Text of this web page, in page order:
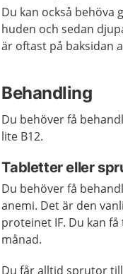
Du kan också behöva
huden och sedan
är oftast på baksidan
Behandling
Du behöver få
lite B12.
Tabletter eller
Du behöver få
anemi. Det är den
proteinet IF. Du kan
månad.
Du får alltid sprutor